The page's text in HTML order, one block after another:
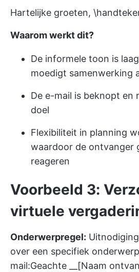
Hartelijke groeten,
Waarom werkt dit?
De informele toon is
moedigt samenwerking
De e-mail is beknopt en
doel
Flexibiliteit in planning
waardoor de ontvanger
reageren
Voorbeeld 3:
virtuele
Onderwerpregel:
over een specifiek
mail:Geachte __[Naam